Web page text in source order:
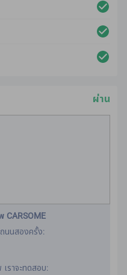
ผ่าน
นนสองครั้ง:
ราจะทดสอบ: